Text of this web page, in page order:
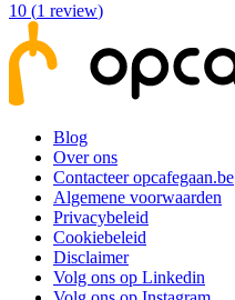
10 (1 review)
Blog
Over ons
Contacteer opcafegaan.be
Algemene voorwaarden
Privacybeleid
Cookiebeleid
Disclaimer
Volg ons op Linkedin